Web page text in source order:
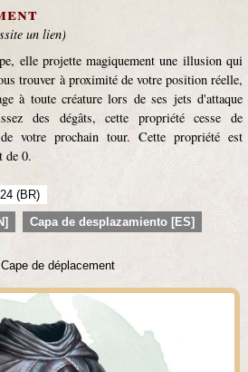
un lien)
elle projette magiquement une illusion qui
trouver à proximité de votre position réelle,
à toute créature lors de ses jets d'attaque
des dégâts, cette propriété cesse de
votre prochain tour. Cette propriété est
de 0.
(BR)
Capa de desplazamiento [ES]
Cape de déplacement